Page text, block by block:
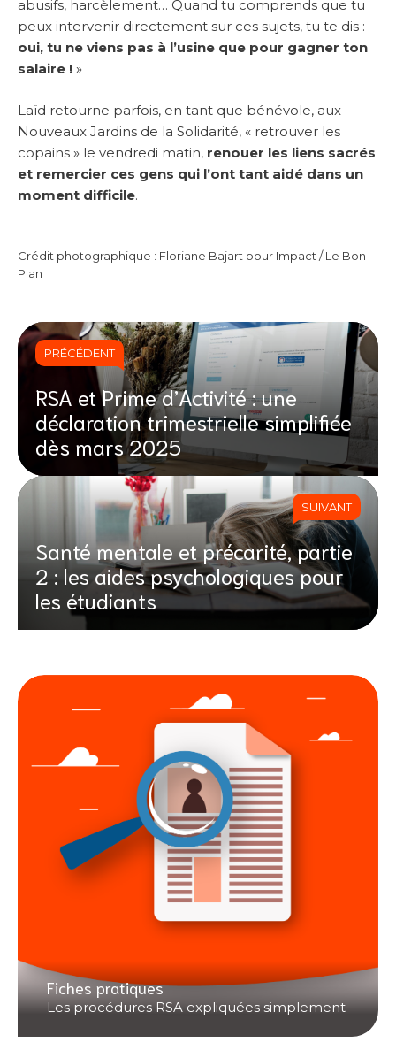
abusifs, harcèlement… Quand tu comprends que tu
peux intervenir directement sur ces sujets, tu te dis :
oui, tu ne viens pas à l’usine que pour gagner ton
salaire ! »
Laïd retourne parfois, en tant que bénévole, aux
Nouveaux Jardins de la Solidarité, « retrouver les
copains » le vendredi matin, renouer les liens sacrés
et remercier ces gens qui l’ont tant aidé dans un
moment difficile.
Crédit photographique : Floriane Bajart pour Impact / Le Bon
Plan
PRÉCÉDENT
RSA et Prime d’Activité : une
déclaration trimestrielle simplifiée
dès mars 2025
SUIVANT
Santé mentale et précarité, partie
2 : les aides psychologiques pour
les étudiants
Fiches pratiques
Les procédures RSA expliquées simplement